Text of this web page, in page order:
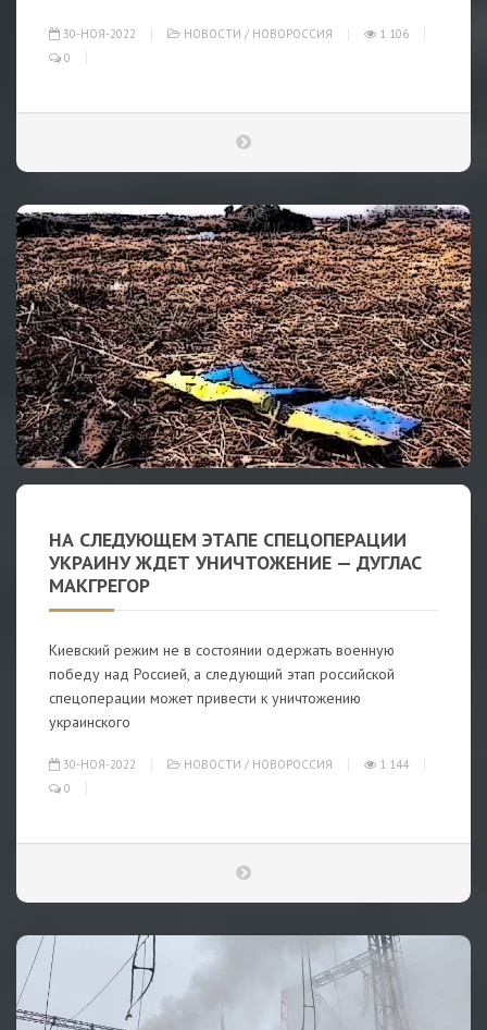
30-НОЯ-2022 НОВОСТИ / НОВОРОССИЯ
1 106
0
НА СЛЕДУЮЩЕМ ЭТАПЕ СПЕЦОПЕРАЦИИ
УКРАИНУ ЖДЕТ УНИЧТОЖЕНИЕ — ДУГЛАС
МАКГРЕГОР
Киевский режим не в состоянии одержать военную
победу над Россией, а следующий этап российской
спецоперации может привести к уничтожению
украинского
30-НОЯ-2022 НОВОСТИ / НОВОРОССИЯ
1 144
0